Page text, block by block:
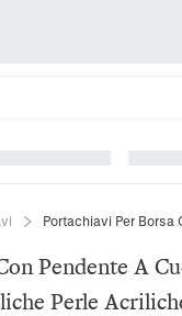
Pendente A
Perle